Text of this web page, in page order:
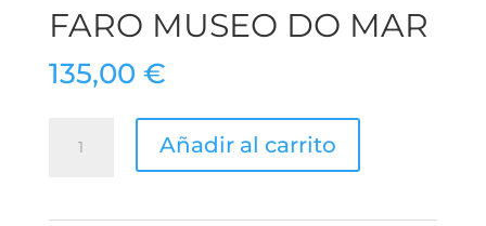
FARO MUSEO DO MAR
135,00 €
Añadir al carrito